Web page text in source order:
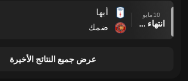
10 مايو
انتهاء وقت المباراة
أبها
ضمك‎
عرض جميع النتائج الأخيرة